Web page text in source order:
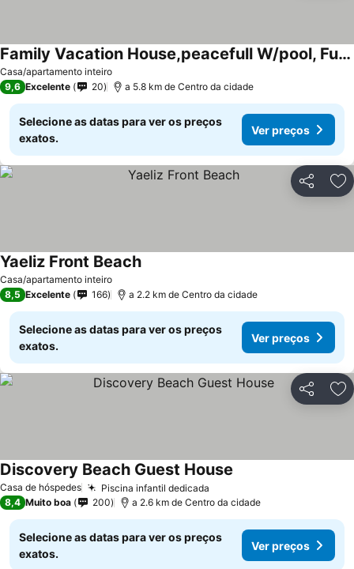
Casa/apartamento inteiro
Family Vacation House,peacefull W/pool, Full Size Court.
Ver preços
9,6 Excelente 20 a 5.8 km de Centro da cidade
Selecione as datas para ver os preços
exatos.
Ver preços
Partilhar
Casa/apartamento inteiro
Yaeliz Front BeachVer preços
8,5 Excelente 166 a 2.2 km de Centro da cidade
Selecione as datas para ver os preços
exatos.
Ver preços
Partilhar
Casa de hóspedes Piscina infantil dedicada
Discovery Beach Guest House
8,4 Muito boa 200 a 2.6 km de Centro da cidade
Selecione as datas para ver os preços
exatos.
Ver preços